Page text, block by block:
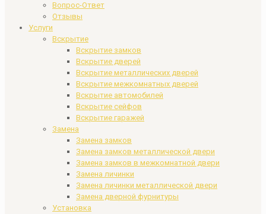
Вопрос-Ответ
Отзывы
Услуги
Вскрытие
Вскрытие замков
Вскрытие дверей
Вскрытие металлических дверей
Вскрытие межкомнатных дверей
Вскрытие автомобилей
Вскрытие сейфов
Вскрытие гаражей
Замена
Замена замков
Замена замков металлической двери
Замена замков в межкомнатной двери
Замена личинки
Замена личинки металлической двери
Замена дверной фурнитуры
Установка